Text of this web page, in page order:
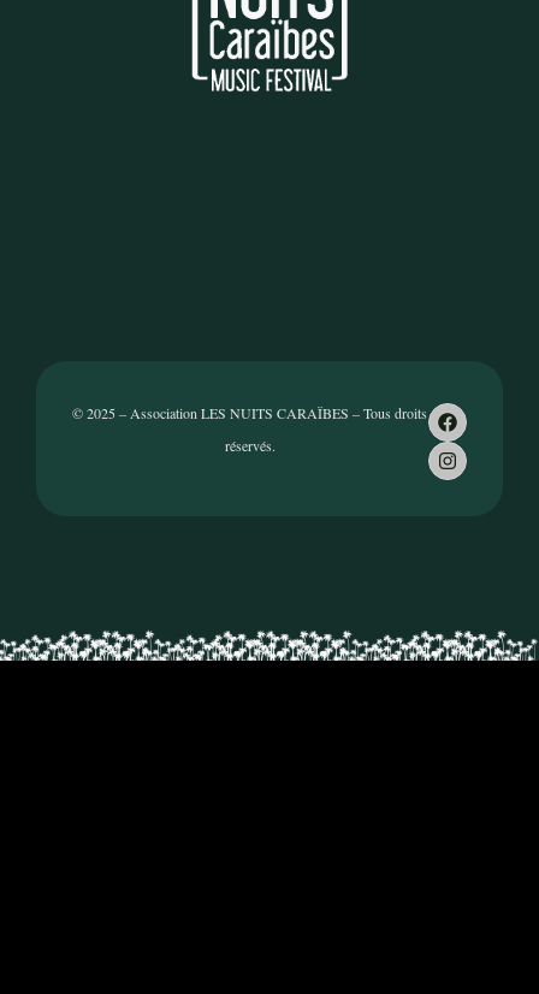
© 2025 – Association LES NUITS CARAÏBES – Tous droits
réservés.